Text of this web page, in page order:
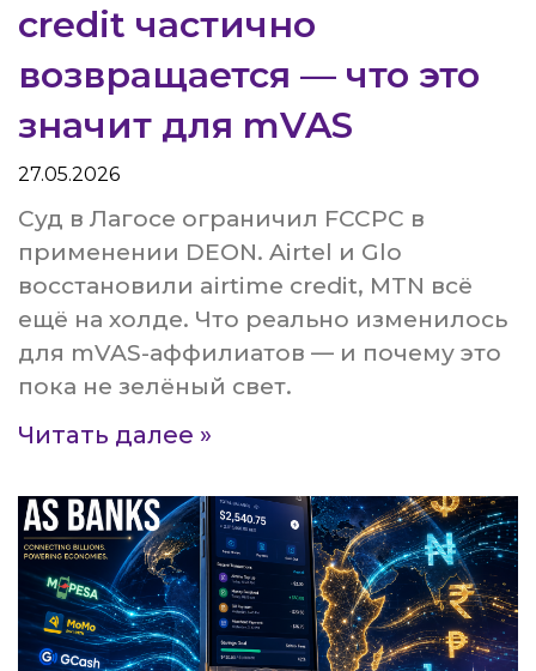
credit частично
возвращается — что это
значит для mVAS
27.05.2026
Суд в Лагосе ограничил FCCPC в
применении DEON. Airtel и Glo
восстановили airtime credit, MTN всё
ещё на холде. Что реально изменилось
для mVAS-аффилиатов — и почему это
пока не зелёный свет.
Читать далее »